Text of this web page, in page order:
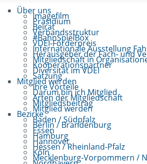
Über uns
Imagefilm
Präsidium
Beirat
Verbandsstruktur
#BahnSpielBox
VDEI-Förderpreis
Internationale Ausstellung
Herausgeber der Fach- und
Mitgliedschaft in
Kooperationspartner
Diversität im VDEI
Satzung
Mitglied werden
Ihre Vorteile
Darum bin ich Mitglied
Arten der Mitgliedschaft
Mitgliedsbeitrag
Mitglied werden
BezirkeBaden / Südpfalz
Berlin / Brandenburg
Essen
Hamburg
Hannover
Hessen / Rheinland-Pfalz
Köln
Mecklenburg-Vorpommern /